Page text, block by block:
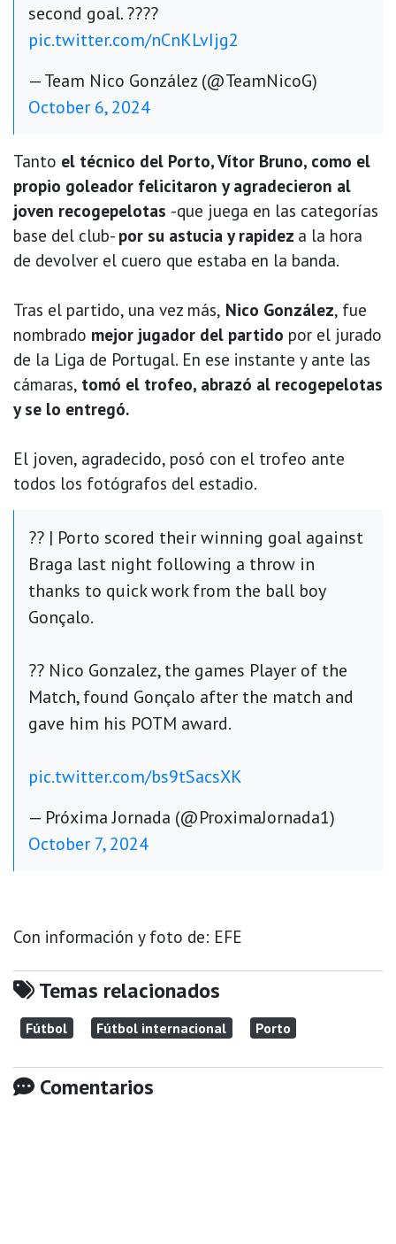
second goal. ????
pic.twitter.com/nCnKLvIjg2
— Team Nico González (@TeamNicoG)
October 6, 2024
Tanto el técnico del Porto, Vítor Bruno, como el
propio goleador felicitaron y agradecieron al
joven recogepelotas -que juega en las categorías
base del club- por su astucia y rapidez a la hora
de devolver el cuero que estaba en la banda.
Tras el partido, una vez más, Nico González, fue
nombrado mejor jugador del partido por el jurado
de la Liga de Portugal. En ese instante y ante las
cámaras, tomó el trofeo, abrazó al recogepelotas
y se lo entregó.
El joven, agradecido, posó con el trofeo ante
todos los fotógrafos del estadio.
?? | Porto scored their winning goal against
Braga last night following a throw in
thanks to quick work from the ball boy
Gonçalo.
?? Nico Gonzalez, the games Player of the
Match, found Gonçalo after the match and
gave him his POTM award.
pic.twitter.com/bs9tSacsXK
— Próxima Jornada (@ProximaJornada1)
October 7, 2024
Con información y foto de: EFE
Temas relacionados
Fútbol Fútbol internacional Porto
Comentarios